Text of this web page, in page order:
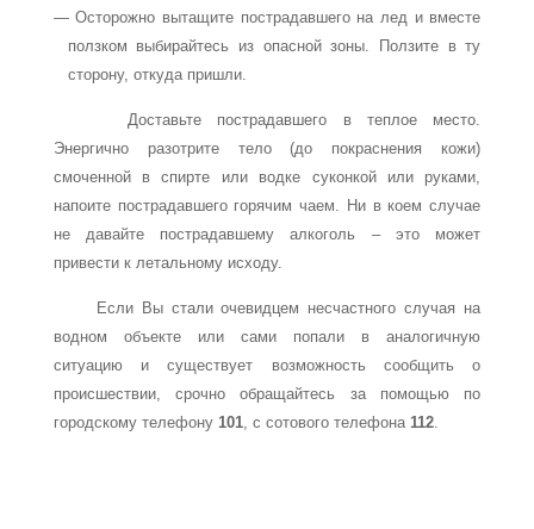
— Осторожно вытащите пострадавшего на лед и вместе
ползком выбирайтесь из опасной зоны. Ползите в ту
сторону, откуда пришли.
Доставьте пострадавшего в теплое место.
Энергично разотрите тело (до покраснения кожи)
смоченной в спирте или водке суконкой или руками,
напоите пострадавшего горячим чаем. Ни в коем случае
не давайте пострадавшему алкоголь – это может
привести к летальному исходу.
Если Вы стали очевидцем несчастного случая на
водном объекте или сами попали в аналогичную
ситуацию и существует возможность сообщить о
происшествии, срочно обращайтесь за помощью по
городскому телефону 101, с сотового телефона 112.